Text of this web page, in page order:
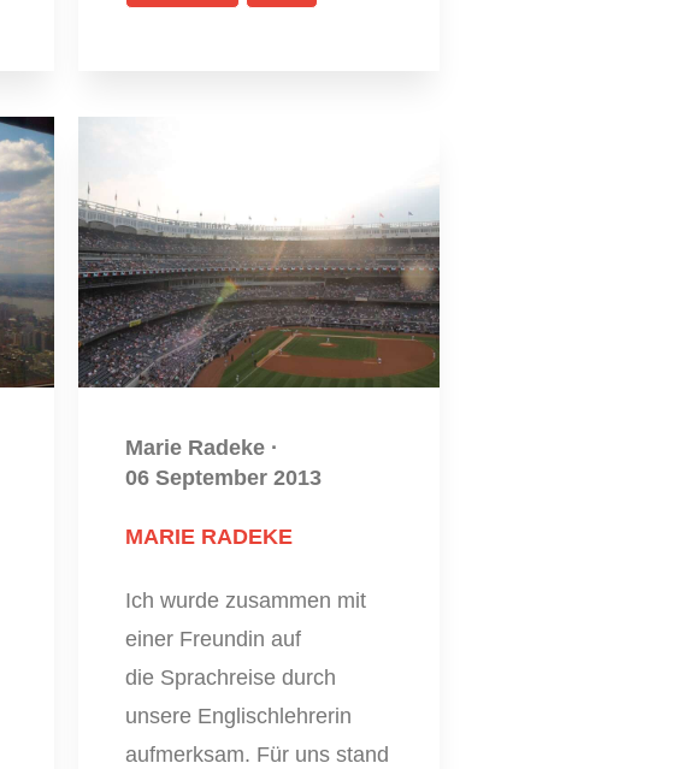
Marie Radeke ·
06 September 2013
MARIE RADEKE
Ich wurde zusammen mit
einer Freundin auf
die Sprachreise durch
unsere Englischlehrerin
aufmerksam. Für uns stand